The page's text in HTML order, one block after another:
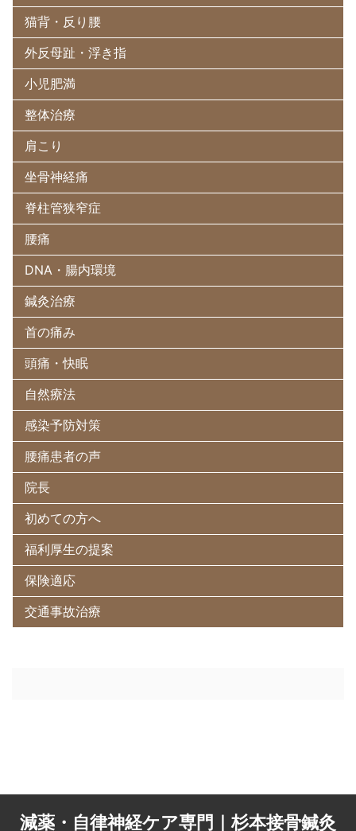
猫背・反り腰
外反母趾・浮き指
小児肥満
整体治療
肩こり
坐骨神経痛
脊柱管狭窄症
腰痛
DNA・腸内環境
鍼灸治療
首の痛み
頭痛・快眠
自然療法
感染予防対策
腰痛患者の声
院長
初めての方へ
福利厚生の提案
保険適応
交通事故治療
減薬・自律神経ケア専門｜杉本接骨鍼灸